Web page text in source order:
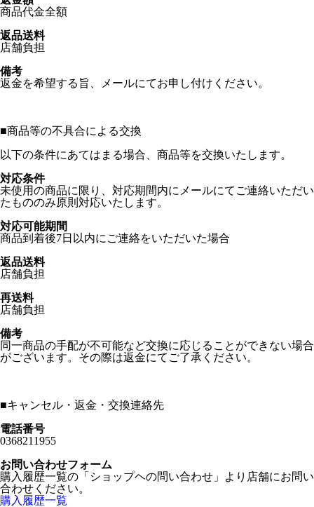
商品代金全額
返品送料
店舗負担
備考
返金を希望する旨、メールにてお申し付けください。
■商品等の不具合による交換
以下の条件にあてはまる場合、商品等を交換いたします。
対応条件
未使用の商品に限り、対応期間内にメールにてご連絡いただい
たもののみ原則対応いたします。
対応可能期間
商品到着後7日以内にご連絡をいただいた場合
返品送料
店舗負担
再送料
店舗負担
備考
同一商品の手配が不可能など交換に応じることができない場合
がございます。その際は返金にてご了承ください。
■キャンセル・返金・交換連絡先
電話番号
0368211955
お問い合わせフォーム
購入履歴一覧の「ショップヘの問い合わせ」より店舗にお問い
合わせください。
購入履歴一覧